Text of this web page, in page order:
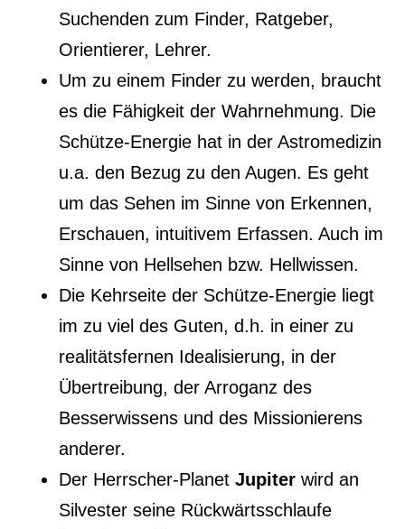
Suchenden zum Finder, Ratgeber,
Orientierer, Lehrer.
Um zu einem Finder zu werden, braucht
es die Fähigkeit der Wahrnehmung. Die
Schütze-Energie hat in der Astromedizin
u.a. den Bezug zu den Augen. Es geht
um das Sehen im Sinne von Erkennen,
Erschauen, intuitivem Erfassen. Auch im
Sinne von Hellsehen bzw. Hellwissen.
Die Kehrseite der Schütze-Energie liegt
im zu viel des Guten, d.h. in einer zu
realitätsfernen Idealisierung, in der
Übertreibung, der Arroganz des
Besserwissens und des Missionierens
anderer.
Der Herrscher-Planet Jupiter wird an
Silvester seine Rückwärtsschlaufe